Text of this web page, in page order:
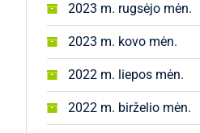
2023 m. rugsėjo mėn.
2023 m. kovo mėn.
2022 m. liepos mėn.
2022 m. birželio mėn.